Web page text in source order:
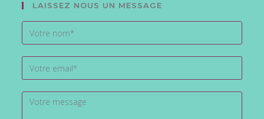
nouvel
onglet
LAISSEZ NOUS UN MESSAGE